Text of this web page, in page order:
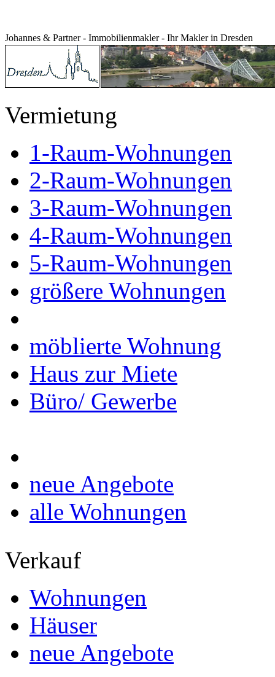
Johannes & Partner - Immobilienmakler - Ihr Makler in Dresden
Vermietung
1-Raum-Wohnungen
2-Raum-Wohnungen
3-Raum-Wohnungen
4-Raum-Wohnungen
5-Raum-Wohnungen
größere Wohnungen
möblierte Wohnung
Haus zur Miete
Büro/ Gewerbe
neue Angebote
alle Wohnungen
Verkauf
Wohnungen
Häuser
neue Angebote